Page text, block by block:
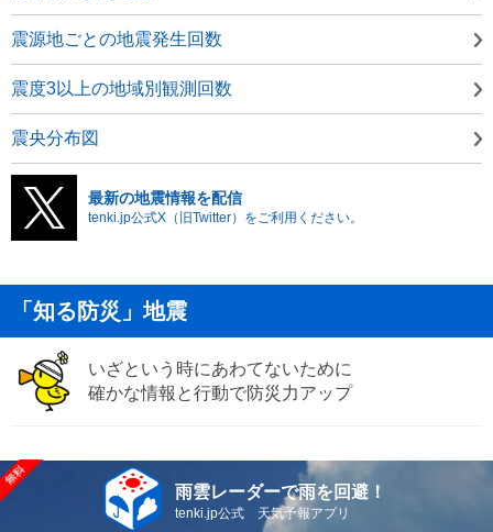
震源地ごとの地震発生回数
震度3以上の地域別観測回数
震央分布図
最新の地震情報を配信
tenki.jp公式X（旧Twitter）をご利用ください。
「知る防災」地震
いざという時にあわてないために
確かな情報と行動で防災力アップ
雨雲レーダーで雨を回避！
tenki.jp公式 天気予報アプリ